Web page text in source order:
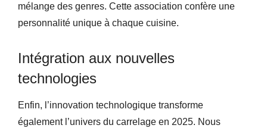
mélange des genres. Cette association confère une
personnalité unique à chaque cuisine.
Intégration aux nouvelles
technologies
Enfin, l’innovation technologique transforme
également l’univers du carrelage en 2025. Nous